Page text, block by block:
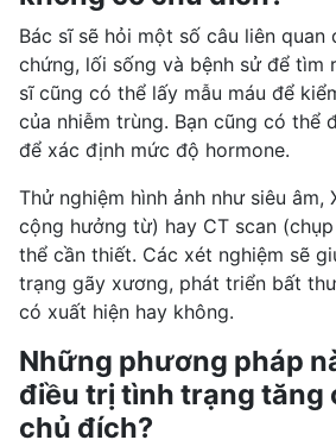
Bác sĩ sẽ hỏi một số câu liên quan
chứng, lối sống và bệnh sử để tìm
sĩ cũng có thể lấy mẫu máu để
của nhiễm trùng. Bạn cũng có thể
để xác định mức độ hormone.
Thử nghiệm hình ảnh như siêu âm,
cộng hưởng từ) hay CT scan (
thể cần thiết. Các xét nghiệm sẽ
trạng gãy xương, phát triển bất
có xuất hiện hay không.
Những phương pháp
điều trị tình trạng tăng
chủ đích?